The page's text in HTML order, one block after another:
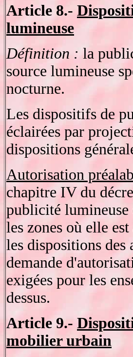
Article 8.-
lumineuse
Définition : la
source lumineuse
nocturne.
Les dispositifs de
éclairées par
dispositions
Autorisation
chapitre IV du
publicité lumineuse
les zones où elle
les dispositions des
demande
exigées pour les
dessus.
Article 9.-
mobilier urbain